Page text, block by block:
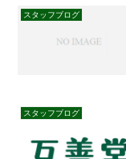
スタッフブログ
スタッフブログ